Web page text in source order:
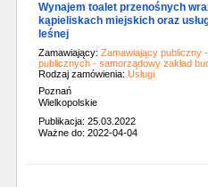
Wynajem toalet przenośnych
kąpieliskach miejskich oraz
leśnej
Zamawiający: Zamawiający publiczny
publicznych - samorządowy zakład
Rodzaj zamówienia: Usługi
Poznań
Wielkopolskie
Publikacja: 25.03.2022
Ważne do: 2022-04-04